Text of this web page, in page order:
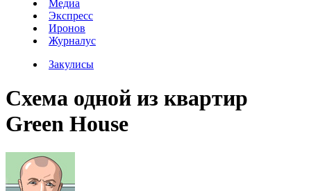
Медиа
Экспресс
Иронов
Журналус
Закулисы
Схема одной из квартир
Green House